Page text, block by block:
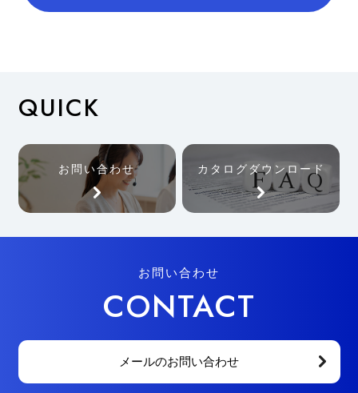
QUICK
お問い合わせ カタログダウンロード
お問い合わせ
CONTACT
メールのお問い合わせ